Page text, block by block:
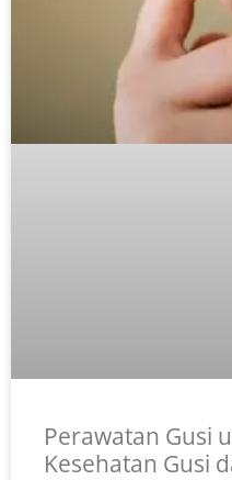
Perawatan Gusi
Kesehatan Gusi